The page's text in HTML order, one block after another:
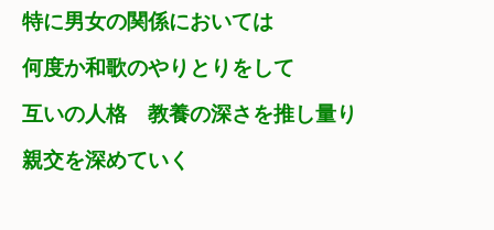
特に男女の関係においては
何度か和歌のやりとりをして
互いの人格　教養の深さを推し量り
親交を深めていく